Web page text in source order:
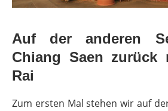
Auf der anderen
Chiang Saen zurück
Rai
Zum ersten Mal stehen wir auf